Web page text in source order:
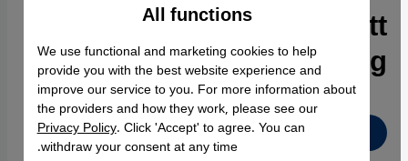
Aufklärung statt
Ausgrenzung
All functions
We use functional and marketing cookies to help
provide you with the best website experience and
improve our service to you. For more information about
the providers and how they work, please see our
Privacy Policy. Click 'Accept' to agree. You can
withdraw your consent at any time.